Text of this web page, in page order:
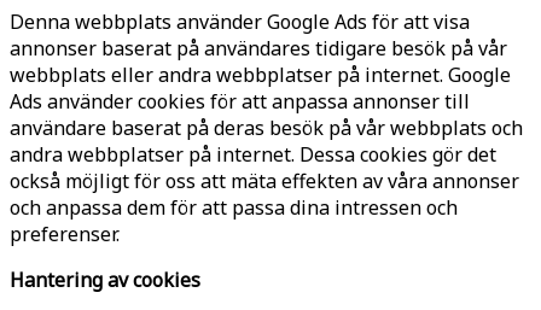
Denna webbplats använder Google Ads för att visa
annonser baserat på användares tidigare besök på vår
webbplats eller andra webbplatser på internet. Google
Ads använder cookies för att anpassa annonser till
användare baserat på deras besök på vår webbplats och
andra webbplatser på internet. Dessa cookies gör det
också möjligt för oss att mäta effekten av våra annonser
och anpassa dem för att passa dina intressen och
preferenser.
Hantering av cookies